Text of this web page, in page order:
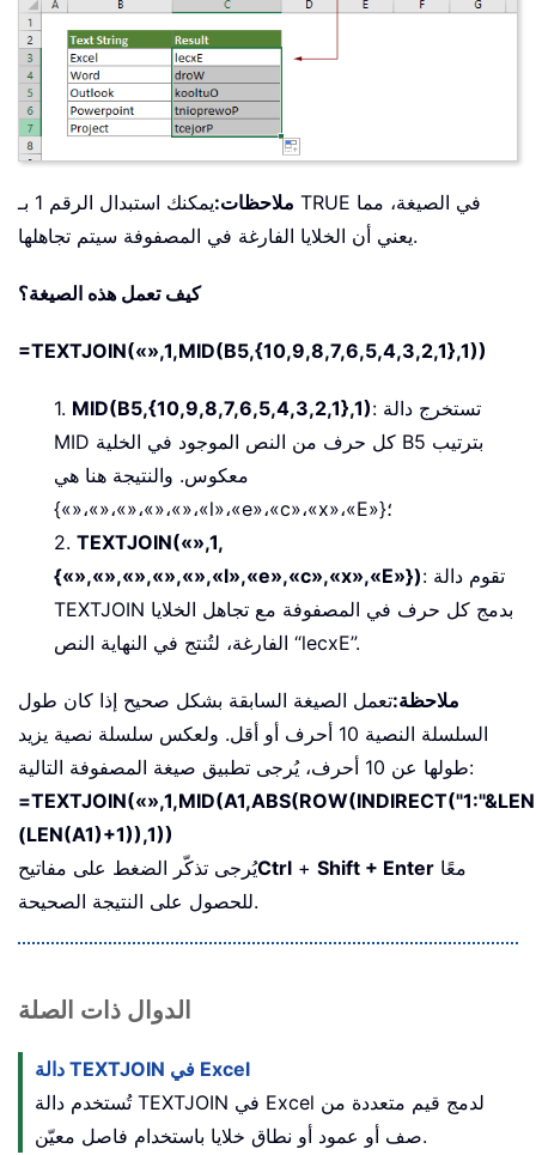
ملاحظات:
يمكنك استبدال الرقم 1 بـ TRUE في الصيغة، مما
يعني أن الخلايا الفارغة في المصفوفة سيتم تجاهلها.
كيف تعمل هذه الصيغة؟
=TEXTJOIN(«»,1,MID(B5,{10,9,8,7,6,5,4,3,2,1},1))
1. MID(B5,{10,9,8,7,6,5,4,3,2,1},1): تستخرج دالة
MID كل حرف من النص الموجود في الخلية B5 بترتيب
معكوس. والنتيجة هنا هي
{«»،«»،«»،«»،«»،«l»،«e»،«c»،«x»،«E»}؛
2. TEXTJOIN(«»,1,
{«»,«»,«»,«»,«»,«l»,«e»,«c»,«x»,«E»}): تقوم دالة
TEXTJOIN بدمج كل حرف في المصفوفة مع تجاهل الخلايا
الفارغة، لتُنتج في النهاية النص “lecxE”.
ملاحظة:تعمل الصيغة السابقة بشكل صحيح إذا كان طول
السلسلة النصية 10 أحرف أو أقل. ولعكس سلسلة نصية يزيد
طولها عن 10 أحرف، يُرجى تطبيق صيغة المصفوفة التالية:
(LEN(A1)+1)),1))
يُرجى تذكّر الضغط على مفاتيحCtrl + Shift + Enter
للحصول على النتيجة الصحيحة.
الدوال ذات الصلة
دالة TEXTJOIN في Excel
تُستخدم دالة TEXTJOIN في Excel لدمج قيم متعددة من
صف أو عمود أو نطاق خلايا باستخدام فاصل معيّن.